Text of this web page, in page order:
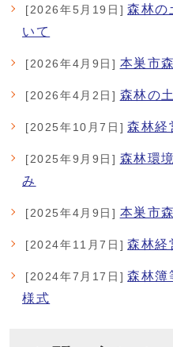
[2026年5月19日] 森林の
いて
[2026年4月9日] 本巣市
[2026年4月2日] 森林の
[2025年10月7日] 森林経
[2025年9月9日] 森林環
み
[2025年4月9日] 本巣市
[2024年11月7日] 森林経
[2024年7月17日] 森林簿
様式